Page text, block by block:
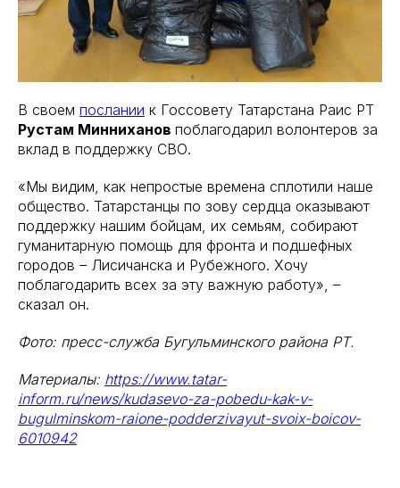
В своем послании к Госсовету Татарстана Раис РТ
Рустам Минниханов поблагодарил волонтеров за
вклад в поддержку СВО.
«Мы видим, как непростые времена сплотили наше
общество. Татарстанцы по зову сердца оказывают
поддержку нашим бойцам, их семьям, собирают
гуманитарную помощь для фронта и подшефных
городов – Лисичанска и Рубежного. Хочу
поблагодарить всех за эту важную работу», –
сказал он.
Фото: пресс-служба Бугульминского района РТ.
Материалы: https://www.tatar-
inform.ru/news/kudasevo-za-pobedu-kak-v-
bugulminskom-raione-podderzivayut-svoix-boicov-
6010942